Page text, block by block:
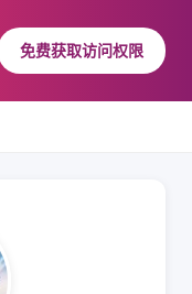
免费获取访问权限